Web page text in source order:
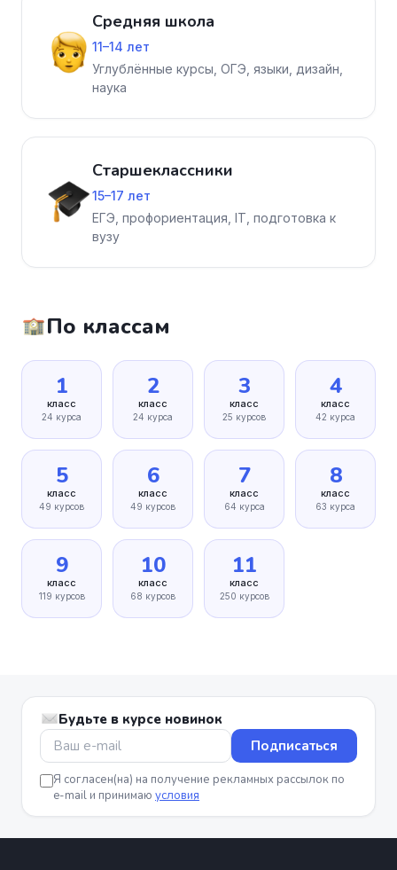
Средняя школа
11–14 лет
Углублённые курсы, ОГЭ, языки, дизайн,
наука
Старшеклассники
15–17 лет
ЕГЭ, профориентация, IT, подготовка к
вузу
По классам
1
класс
24 курса
2
класс
24 курса
3
класс
25 курсов
4
класс
42 курса
5
класс
49 курсов
6
класс
49 курсов
7
класс
64 курса
8
класс
63 курса
9
класс
119 курсов
10
класс
68 курсов
11
класс
250 курсов
Будьте в курсе новинок
Подписаться
Я согласен(на) на получение рекламных рассылок по
e-mail и принимаю условия